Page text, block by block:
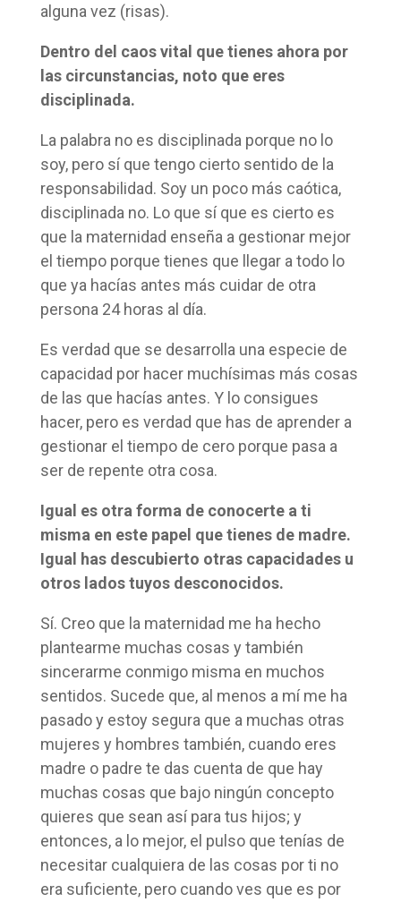
alguna vez (risas).
Dentro del caos vital que tienes ahora por
las circunstancias, noto que eres
disciplinada.
La palabra no es disciplinada porque no lo
soy, pero sí que tengo cierto sentido de la
responsabilidad. Soy un poco más caótica,
disciplinada no. Lo que sí que es cierto es
que la maternidad enseña a gestionar mejor
el tiempo porque tienes que llegar a todo lo
que ya hacías antes más cuidar de otra
persona 24 horas al día.
Es verdad que se desarrolla una especie de
capacidad por hacer muchísimas más cosas
de las que hacías antes. Y lo consigues
hacer, pero es verdad que has de aprender a
gestionar el tiempo de cero porque pasa a
ser de repente otra cosa.
Igual es otra forma de conocerte a ti
misma en este papel que tienes de madre.
Igual has descubierto otras capacidades u
otros lados tuyos desconocidos.
Sí. Creo que la maternidad me ha hecho
plantearme muchas cosas y también
sincerarme conmigo misma en muchos
sentidos. Sucede que, al menos a mí me ha
pasado y estoy segura que a muchas otras
mujeres y hombres también, cuando eres
madre o padre te das cuenta de que hay
muchas cosas que bajo ningún concepto
quieres que sean así para tus hijos; y
entonces, a lo mejor, el pulso que tenías de
necesitar cualquiera de las cosas por ti no
era suficiente, pero cuando ves que es por